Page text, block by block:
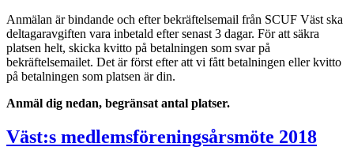
Anmälan är bindande och efter bekräftelsemail från SCUF Väst ska
deltagaravgiften vara inbetald efter senast 3 dagar. För att säkra
platsen helt, skicka kvitto på betalningen som svar på
bekräftelsemailet. Det är först efter att vi fått betalningen eller kvitto
på betalningen som platsen är din.
Anmäl dig nedan, begränsat antal platser.
Väst:s medlemsföreningsårsmöte 2018